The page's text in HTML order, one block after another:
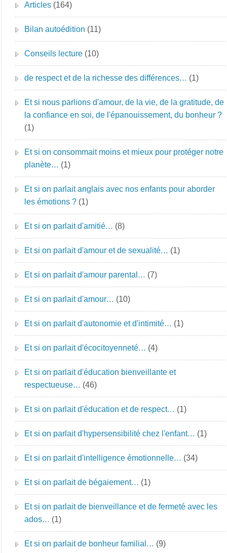
Articles (164)
Bilan autoédition (11)
Conseils lecture (10)
de respect et de la richesse des différences… (1)
Et si nous parlions d'amour, de la vie, de la gratitude, de
la confiance en soi, de l'épanouissement, du bonheur ?
(1)
Et si on consommait moins et mieux pour protéger notre
planète… (1)
Et si on parlait anglais avec nos enfants pour aborder
les émotions ? (1)
Et si on parlait d'amitié… (8)
Et si on parlait d'amour et de sexualité… (1)
Et si on parlait d'amour parental… (7)
Et si on parlait d'amour… (10)
Et si on parlait d'autonomie et d'intimité… (1)
Et si on parlait d'écocitoyenneté… (4)
Et si on parlait d'éducation bienveillante et
respectueuse… (46)
Et si on parlait d'éducation et de respect… (1)
Et si on parlait d'hypersensibilité chez l'enfant… (1)
Et si on parlait d'intelligence émotionnelle… (34)
Et si on parlait de bégaiement… (1)
Et si on parlait de bienveillance et de fermeté avec les
ados… (1)
Et si on parlait de bonheur familial… (9)